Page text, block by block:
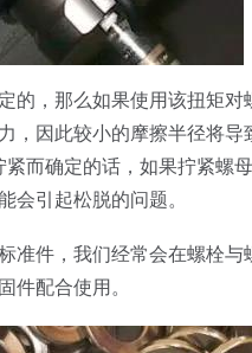
的，那么如果使用该扭矩
，因此较小的摩擦半径将
而确定的话，如果拧紧螺
会引起松脱的问题。
准件，我们经常会在螺栓
件配合使用。